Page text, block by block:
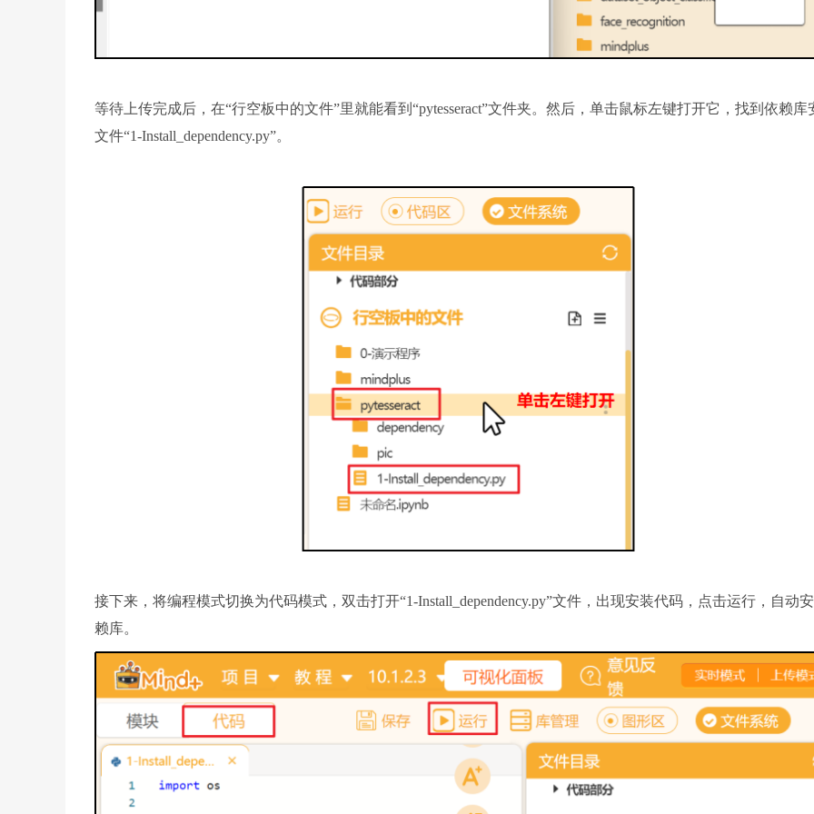
等待上传完成后，在“行空板中的文件”里就能看到“pytesseract”文件夹。然后，单击鼠标左键打开它，找到依赖库
文件“1-Install_dependency.py”。
接下来，将编程模式切换为代码模式，双击打开“1-Install_dependency.py”文件，出现安装代码，点击运行，自动
赖库。